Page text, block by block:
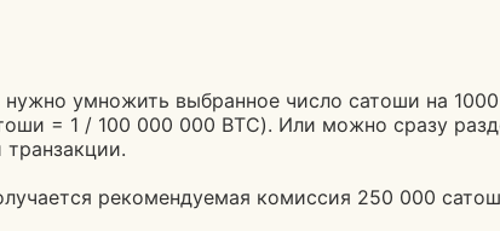
умножить выбранное число сатоши на
= 1 / 100 000 000 BTC). Или можно сразу
рекомендуемая комиссия 250 000